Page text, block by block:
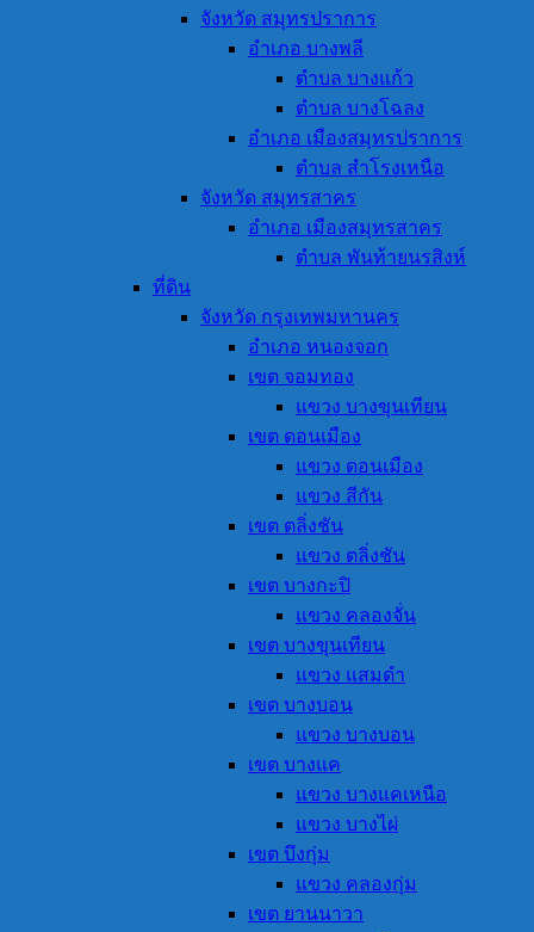
จังหวัด สมุทรปราการ
อำเภอ บางพลี
ตำบล บางแก้ว
ตำบล บางโฉลง
อำเภอ เมืองสมุทรปราการ
ตำบล สำโรงเหนือ
จังหวัด สมุทรสาคร
อำเภอ เมืองสมุทรสาคร
ตำบล พันท้ายนรสิงห์
ที่ดิน
จังหวัด กรุงเทพมหานคร
อำเภอ หนองจอก
เขต จอมทอง
แขวง บางขุนเทียน
เขต ดอนเมือง
แขวง ดอนเมือง
แขวง สีกัน
เขต ตลิ่งชัน
แขวง ตลิ่งชัน
เขต บางกะปิ
แขวง คลองจั่น
เขต บางขุนเทียน
แขวง แสมดำ
เขต บางบอน
แขวง บางบอน
เขต บางแค
แขวง บางแคเหนือ
แขวง บางไผ่
เขต บึงกุ่ม
แขวง คลองกุ่ม
เขต ยานนาวา